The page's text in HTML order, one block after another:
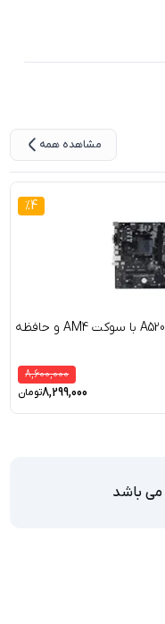
مشاهده همه
4
%
مادربرد بایوستار A520MT با سوکت AM4 و حافظه
8,600,000
8,299,000تومان
باشد